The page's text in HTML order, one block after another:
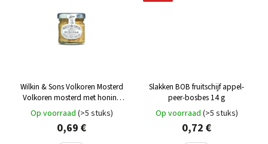
Wilkin & Sons Volkoren Mosterd
Volkoren mosterd met honing
38 g
Op voorraad (>5 stuks)
0,69 €
Slakken BOB fruitschijf appel-
peer-bosbes 14 g
Op voorraad (>5 stuks)
0,72 €